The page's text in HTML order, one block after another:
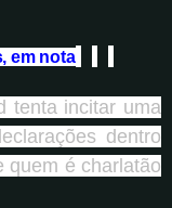
em nota
tenta incitar uma
dentro
quem é charlatão